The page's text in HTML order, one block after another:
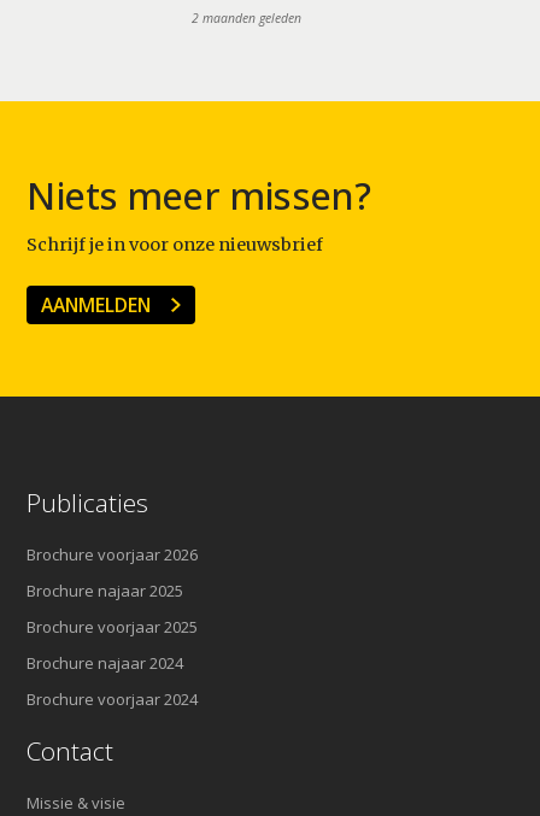
2 maanden geleden
Niets meer missen?
Schrijf je in voor onze nieuwsbrief
AANMELDEN
Publicaties
Brochure voorjaar 2026
Brochure najaar 2025
Brochure voorjaar 2025
Brochure najaar 2024
Brochure voorjaar 2024
Contact
Missie & visie